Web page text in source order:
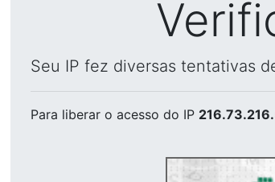
Seu IP fez diversas tentativas
Para liberar o acesso do IP